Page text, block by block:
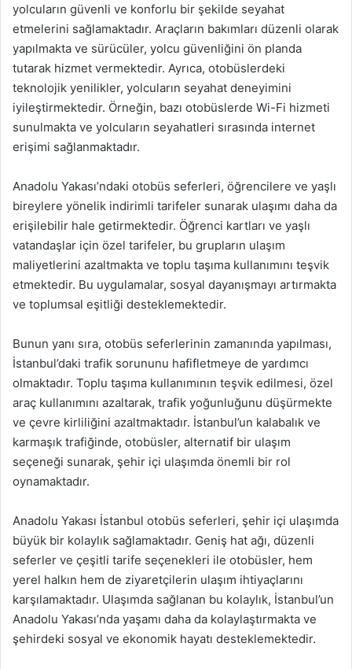
yolcuların güvenli ve konforlu bir şekilde seyahat
etmelerini sağlamaktadır. Araçların bakımları düzenli olarak
yapılmakta ve sürücüler, yolcu güvenliğini ön planda
tutarak hizmet vermektedir. Ayrıca, otobüslerdeki
teknolojik yenilikler, yolcuların seyahat deneyimini
iyileştirmektedir. Örneğin, bazı otobüslerde Wi-Fi hizmeti
sunulmakta ve yolcuların seyahatleri sırasında internet
erişimi sağlanmaktadır.
Anadolu Yakası’ndaki otobüs seferleri, öğrencilere ve yaşlı
bireylere yönelik indirimli tarifeler sunarak ulaşımı daha da
erişilebilir hale getirmektedir. Öğrenci kartları ve yaşlı
vatandaşlar için özel tarifeler, bu grupların ulaşım
maliyetlerini azaltmakta ve toplu taşıma kullanımını teşvik
etmektedir. Bu uygulamalar, sosyal dayanışmayı artırmakta
ve toplumsal eşitliği desteklemektedir.
Bunun yanı sıra, otobüs seferlerinin zamanında yapılması,
İstanbul’daki trafik sorununu hafifletmeye de yardımcı
olmaktadır. Toplu taşıma kullanımının teşvik edilmesi, özel
araç kullanımını azaltarak, trafik yoğunluğunu düşürmekte
ve çevre kirliliğini azaltmaktadır. İstanbul’un kalabalık ve
karmaşık trafiğinde, otobüsler, alternatif bir ulaşım
seçeneği sunarak, şehir içi ulaşımda önemli bir rol
oynamaktadır.
Anadolu Yakası İstanbul otobüs seferleri, şehir içi ulaşımda
büyük bir kolaylık sağlamaktadır. Geniş hat ağı, düzenli
seferler ve çeşitli tarife seçenekleri ile otobüsler, hem
yerel halkın hem de ziyaretçilerin ulaşım ihtiyaçlarını
karşılamaktadır. Ulaşımda sağlanan bu kolaylık, İstanbul’un
Anadolu Yakası’nda yaşamı daha da kolaylaştırmakta ve
şehirdeki sosyal ve ekonomik hayatı desteklemektedir.